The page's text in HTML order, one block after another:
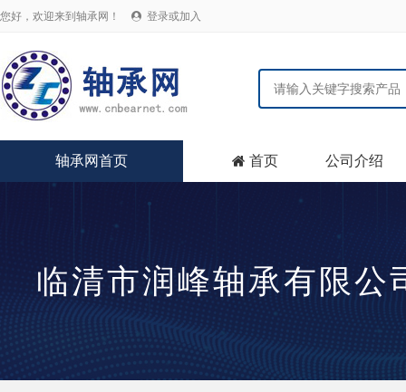
您好，欢迎来到轴承网！  登录或加入
轴承网首页  首页 公司介绍
临清市润峰轴承有限公